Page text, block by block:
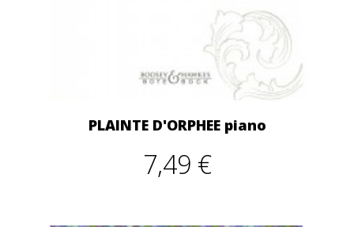
PLAINTE D'ORPHEE piano
7,49 €